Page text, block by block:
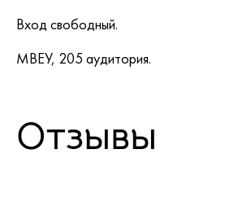
Вход свободный.
МВЕУ, 205 аудитория.
Отзывы